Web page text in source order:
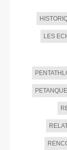
LES
PETANQUE